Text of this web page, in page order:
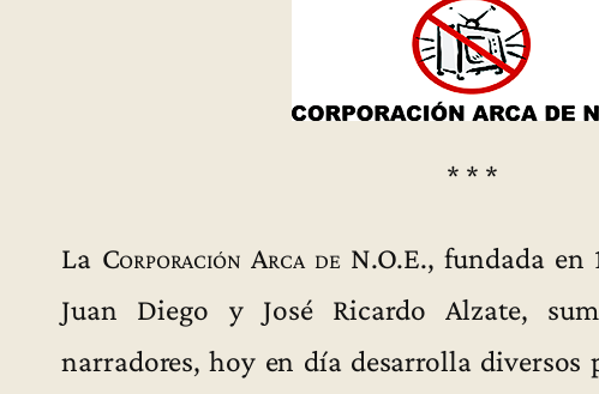
* * *
La Corporación Arca de N.O.E., fundada en
Juan Diego y José Ricardo Alzate,
narradores, hoy en día desarrolla diversos